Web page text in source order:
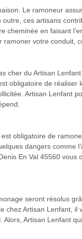
Le ramoneur
ces artisans
en faisant
votre conduit,
cher du Artisan
obligatoire de
Artisan Lenfant
obligatoire de
dangers comme
En Val 45560
seront résolus
chez Artisan Lenfant,
Artisan Lenfant